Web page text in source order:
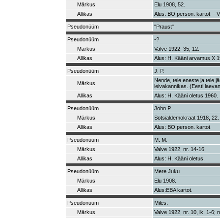
Märkus
Elu 1908, 52.
Allikas
Alus: BO person. kartot. -
Pseudonüüm "Praust"
Pseudonüüm
-?
Märkus
Valve 1922, 35, 12.
Allikas
Alus: H. Kääni arvamus X
Pseudonüüm J. P.
Märkus
Nende, teie eneste ja teie
leivakannikas. (Eesti
Allikas
Alus: H. Kääni oletus 1960.
Pseudonüüm
John P.
Märkus
Sotsialdemokraat 1918, 22.
Allikas
Alus: BO person. kartot.
Pseudonüüm
M. M.
Märkus
Valve 1922, nr. 14-16.
Allikas
Alus: H. Kääni oletus.
Pseudonüüm
Mere Juku
Märkus
Elu 1908.
Allikas
Alus:EBA kartot.
Pseudonüüm
Miles.
Märkus
Valve 1922, nr. 10, lk. 1-6;